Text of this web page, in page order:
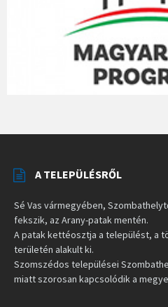
A TELEPÜLÉSRŐL
Sé Vas vármegyében,
fekszik, az Arany-patak mentén.
A patak kettéosztja a települést, a
területén alakult ki.
Szomszédos települései
miatt szorosan kapcsolódik a